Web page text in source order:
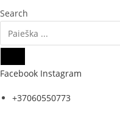
Search
Facebook Instagram
+37060550773